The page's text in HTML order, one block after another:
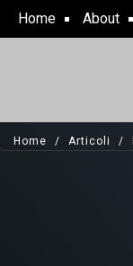
Skip
Home About
Home Articoli